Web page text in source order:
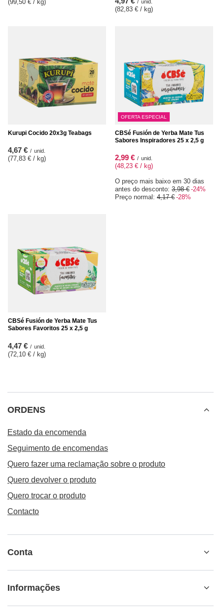
(99,50 € / kg) / unid.
(82,83 € / kg)
Kurupi Cocido 20x3g Teabags
4,67 € / unid.
(77,83 € / kg)
OFERTA ESPECIAL
CBSé Fusión de Yerba Mate Tus
Sabores Inspiradores 25 x 2,5 g
2,99 € / unid.
(48,23 € / kg)
O preço mais baixo em 30 dias
antes do desconto: 3,98 € -24%
Preço normal: 4,17 € -28%
CBSé Fusión de Yerba Mate Tus
Sabores Favoritos 25 x 2,5 g
4,47 € / unid.
(72,10 € / kg)
ORDENS
Estado da encomenda
Seguimento de encomendas
Quero fazer uma reclamação sobre o produto
Quero devolver o produto
Quero trocar o produto
Contacto
Conta
Informações